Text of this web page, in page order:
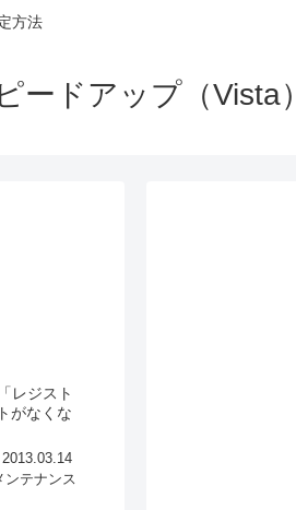
方法
ードアップ（Vista）
レジスト
がなくな
2013.03.14
ンテナンス